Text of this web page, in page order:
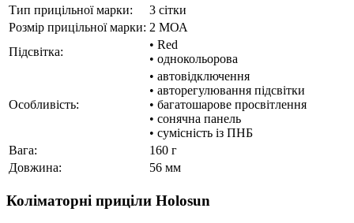
Тип прицільної марки:
3 сітки
Розмір прицільної марки: 2 МОА
Підсвітка:
• Red
• однокольорова
Особливість:
• автовідключення
• авторегулювання підсвітки
• багатошарове просвітлення
• сонячна панель
• сумісність із ПНБ
Вага:
160 г
Довжина:
56 мм
Коліматорні приціли Holosun